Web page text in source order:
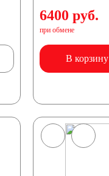
6400 руб.
при обмене
В корзину